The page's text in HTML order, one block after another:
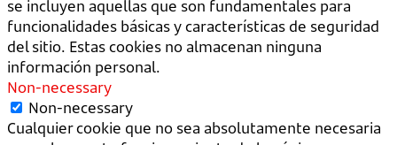
se incluyen aquellas que son fundamentales para
funcionalidades básicas y características de seguridad
del sitio. Estas cookies no almacenan ninguna
información personal.
Non-necessary
Non-necessary
Cualquier cookie que no sea absolutamente necesaria